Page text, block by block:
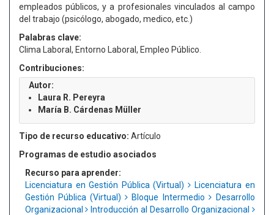
empleados públicos, y a profesionales vinculados al campo
del trabajo (psicólogo, abogado, medico, etc.)
Palabras clave:
Clima Laboral, Entorno Laboral, Empleo Público.
Contribuciones:
Autor:
Laura R. Pereyra
María B. Cárdenas Müller
Tipo de recurso educativo: Artículo
Programas de estudio asociados
Recurso para aprender:
Licenciatura en Gestión Pública (Virtual)
Licenciatura en
Gestión Pública (Virtual)
Bloque Intermedio
Desarrollo
Organizacional
Introducción al Desarrollo Organizacional